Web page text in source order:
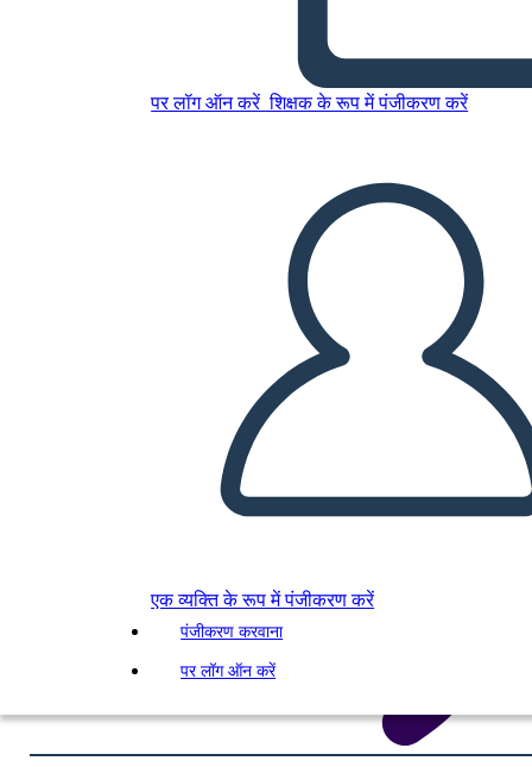
पर लॉग ऑन करें शिक्षक के रूप में पंजीकरण करें
एक व्यक्ति के रूप में पंजीकरण करें
पंजीकरण करवाना
पर लॉग ऑन करें
स्लाइड शो चलाएं
मुझे पढ़कर सुनाओ